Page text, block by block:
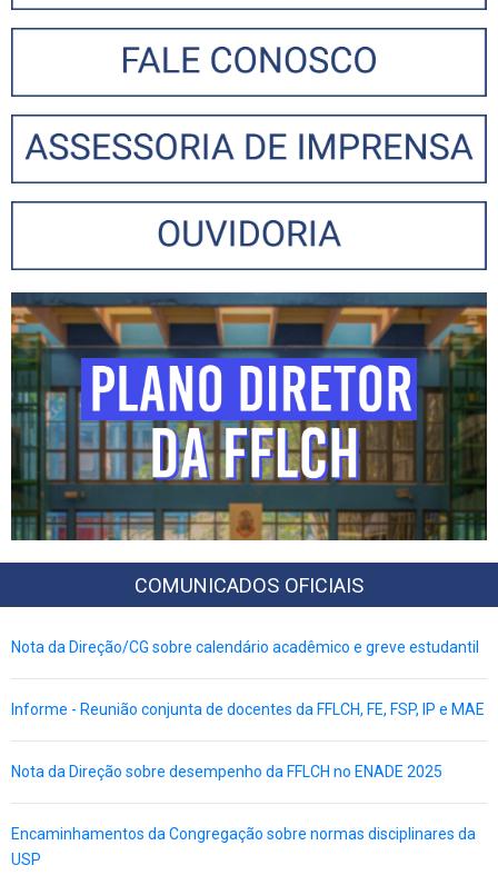
COMUNICADOS OFICIAIS
Nota da Direção/CG sobre calendário acadêmico e greve estudantil
Informe - Reunião conjunta de docentes da FFLCH, FE, FSP, IP e MAE
Nota da Direção sobre desempenho da FFLCH no ENADE 2025
Encaminhamentos da Congregação sobre normas disciplinares da
USP